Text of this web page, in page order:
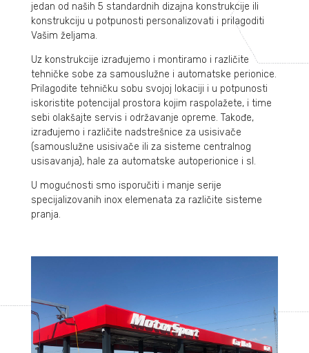
jedan od naših 5 standardnih dizajna konstrukcije ili
konstrukciju u potpunosti personalizovati i prilagoditi
Vašim željama.
Uz konstrukcije izrađujemo i montiramo i različite
tehničke sobe za samouslužne i automatske perionice.
Prilagodite tehničku sobu svojoj lokaciji i u potpunosti
iskoristite potencijal prostora kojim raspolažete, i time
sebi olakšajte servis i održavanje opreme. Takođe,
izrađujemo i različite nadstrešnice za usisivače
(samouslužne usisivače ili za sisteme centralnog
usisavanja), hale za automatske autoperionice i sl.
U mogućnosti smo isporučiti i manje serije
specijalizovanih inox elemenata za različite sisteme
pranja.